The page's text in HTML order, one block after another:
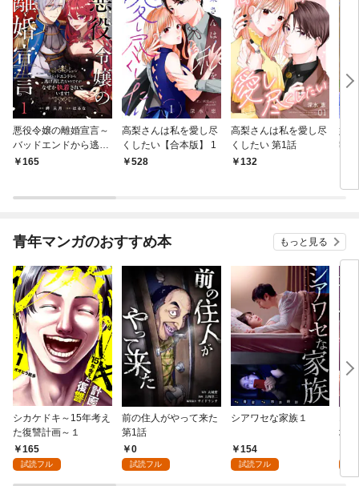
悪役令嬢の離婚宣言～
バッドエンドから逃げ
出したいのですが、な
165
高梨さんは私を愛し尽
くしたい【合本版】 1
528
高梨さんは私を愛し尽
くしたい 第1話
132
婚
執
青年マンガのおすすめ本 もっと見る
シカケドキ～15年考え
た復讐計画～１
165
試読フル
前の住人がやって来た
第1話
0
試読フル
シアワセな家族１
154
試読フル
地